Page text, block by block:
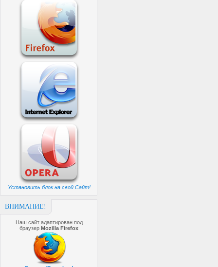
Установить блок на свой Сайт!
ВНИМАНИЕ!
Наш сайт адаптирован под
браузерMozilla Firefox